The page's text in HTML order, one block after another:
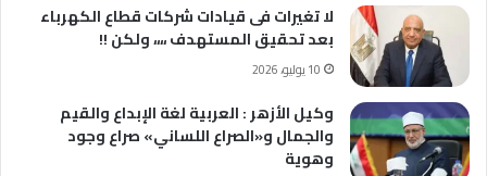
لا تغيرات فى قيادات شركات قطاع الكهرباء
بعد تحقيق المستهدف ،،،، ولكن !!
10 يوليو، 2026
وكيل الأزهر : العربية لغة الإبداع والقيم
والجمال و«الصراع اللساني» صراع وجود
وهوية